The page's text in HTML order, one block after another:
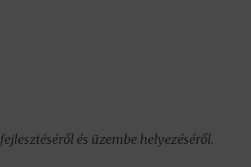
fejlesztéséről és üzembe helyezéséről.